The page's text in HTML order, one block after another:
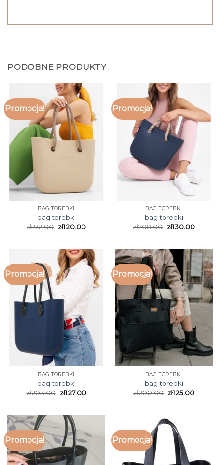
PODOBNE PRODUKTY
Promocja!
BAG TOREBKI
bag torebki
zł192.00 zł120.00
Promocja!
BAG TOREBKI
bag torebki
zł208.00 zł130.00
Promocja!
BAG TOREBKI
bag torebki
zł203.00 zł127.00
Promocja!
BAG TOREBKI
bag torebki
zł200.00 zł125.00
Promocja! Promocja!